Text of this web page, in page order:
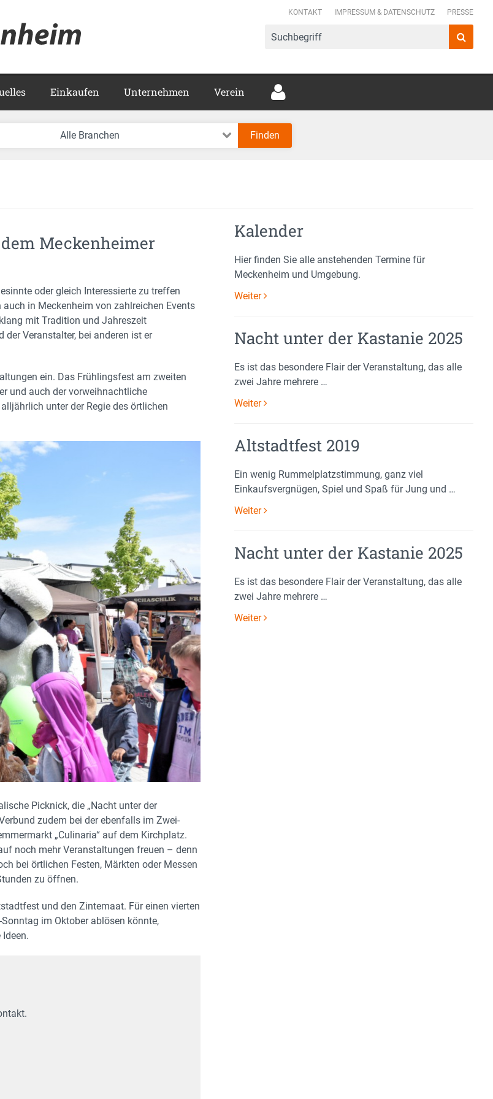
Meckenheimer Verbund e.V.
Einkaufen Unternehmen Verein
KONTAKT IMPRESSUM & DATENSCHUTZ PRESSE
Meckenheimer
oder gleich Interessierte zu treffen
in Meckenheim von zahlreichen Events
mit Tradition und Jahreszeit
Veranstalter, bei anderen ist er
ein. Das Frühlingsfest am zweiten
und auch der vorweihnachtliche
unter der Regie des örtlichen
Picknick, die „Nacht unter der
zudem bei der ebenfalls im Zwei-
„Culinaria“ auf dem Kirchplatz.
noch mehr Veranstaltungen freuen – denn
bei örtlichen Festen, Märkten oder Messen
zu öffnen.
und den Zintemaat. Für einen vierten
im Oktober ablösen könnte,
Kalender
Hier finden Sie alle anstehenden Termine für
Meckenheim und Umgebung.
Weiter
Nacht unter der Kastanie 2025
Es ist das besondere Flair der Veranstaltung, das alle
zwei Jahre mehrere …
Weiter
Altstadtfest 2019
Ein wenig Rummelplatzstimmung, ganz viel
Einkaufsvergnügen, Spiel und Spaß für Jung und …
Weiter
Nacht unter der Kastanie 2025
Es ist das besondere Flair der Veranstaltung, das alle
zwei Jahre mehrere …
Weiter